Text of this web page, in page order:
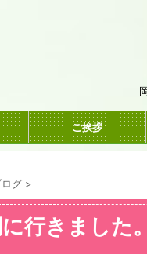
ご挨拶
ログ >
行きました